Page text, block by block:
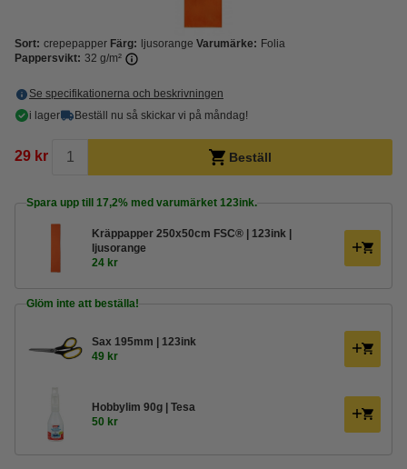
Sort: crepepapper Färg: ljusorange Varumärke: Folia
Pappersvikt: 32 g/m²
Se specifikationerna och beskrivningen
i lager
Beställ nu så skickar vi på måndag!
29 kr Beställ
Spara upp till 17,2% med varumärket 123ink.
Kräppapper 250x50cm FSC® | 123ink |
ljusorange
24 kr
Glöm inte att beställa!
Sax 195mm | 123ink
49 kr
Hobbylim 90g | Tesa
50 kr